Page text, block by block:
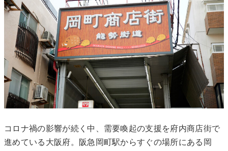
コロナ禍の影響が続く中、需要喚起の支援を府内商店街で
進めている大阪府。阪急岡町駅からすぐの場所にある岡